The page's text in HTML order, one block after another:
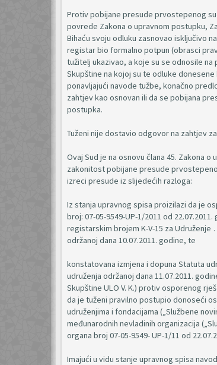
Protiv pobijane presude prvostepenog
povrede Zakona o upravnom postupku,
Bihaću svoju odluku zasnovao isključivo
registar bio formalno potpun (obrasci
tužitelj ukazivao, a koje su se odnosile na
Skupštine na kojoj su te odluke
ponavljajući navode tužbe, konačno
zahtjev kao osnovan ili da se pobijana
postupka.
Tuženi nije dostavio odgovor na zahtjev
Ovaj Sud je na osnovu člana 45. Zakona
zakonitost pobijane presude
izreci presude iz slijedećih razloga:
Iz stanja upravnog spisa proizilazi da je
broj: 07-05-9549-UP-1/2011 od
registarskim brojem K-V-15 za Udruženje
održanoj dana 10.07.2011. godine, te
konstatovana izmjena i dopuna Statuta
udruženja održanoj dana 11.07.2011.
Skupštine ULO V. K.) protiv osporenog
da je tuženi pravilno postupio donoseći
udruženjima i fondacijama („Službene
međunarodnih nevladinih organizacija
organa broj 07-05-9549- UP-1/11 od
Imajući u vidu stanje upravnog spisa